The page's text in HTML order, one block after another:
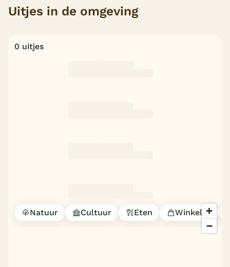
Uitjes in de omgeving
0 uitjes
Natuur Cultuur Eten Winkelen